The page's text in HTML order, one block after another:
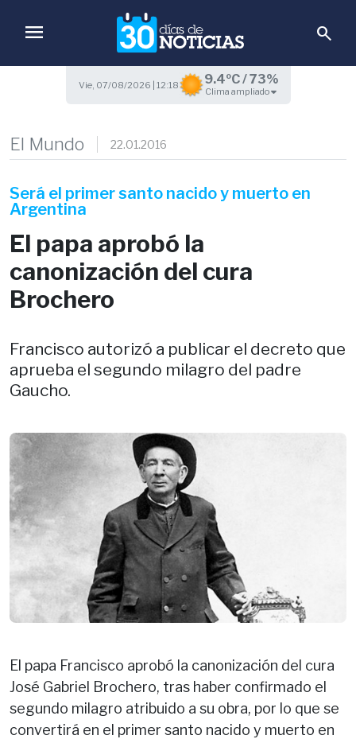
menu search
Vie, 07/08/2026 | 12:18 9.4ºC / 73%
Clima ampliado
El Mundo 22.01.2016
Será el primer santo nacido y muerto en
Argentina
El papa aprobó la
canonización del cura
Brochero
Francisco autorizó a publicar el decreto que
aprueba el segundo milagro del padre
Gaucho.
El papa Francisco aprobó la canonización del cura
José Gabriel Brochero, tras haber confirmado el
segundo milagro atribuido a su obra, por lo que se
convertirá en el primer santo nacido y muerto en